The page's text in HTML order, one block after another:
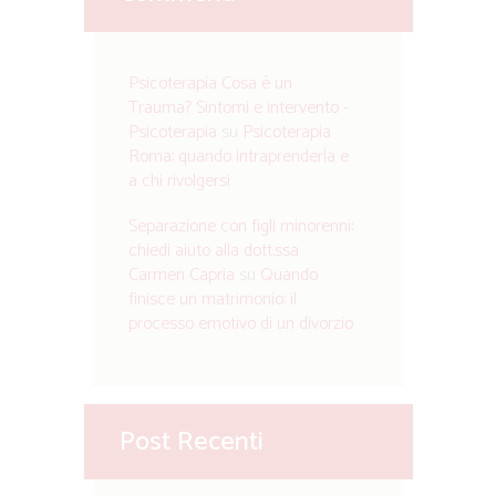
Psicoterapia Cosa è un
Trauma? Sintomi e intervento -
Psicoterapia
Psicoterapia
Roma: quando intraprenderla e
a chi rivolgersi
Separazione con figli minorenni:
chiedi aiuto alla dott.ssa
Carmen Capria
Quando
finisce un matrimonio: il
processo emotivo di un divorzio
Post Recenti